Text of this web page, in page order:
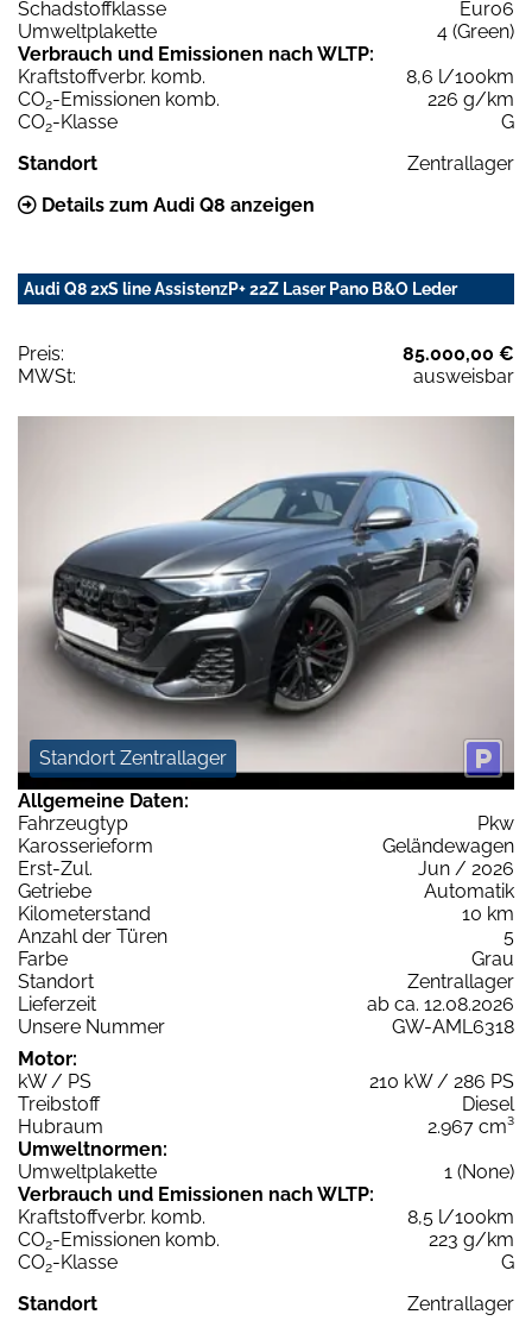
Schadstoffklasse
Euro6
Umweltplakette
4 (Green)
Verbrauch und Emissionen nach WLTP:
Kraftstoffverbr. komb.
8,6 l/100km
CO2-Emissionen komb.
226 g/km
CO2-Klasse
G
Standort
Zentrallager
Details zum Audi Q8 anzeigen
Audi Q8 2xS line AssistenzP+ 22Z Laser Pano B&O Leder
Preis:
85.000,00 €
MWSt:
ausweisbar
Standort Zentrallager
Allgemeine Daten:
Fahrzeugtyp
Pkw
Karosserieform
Geländewagen
Erst-Zul.
Jun / 2026
Getriebe
Automatik
Kilometerstand
10 km
Anzahl der Türen
5
Farbe
Grau
Standort
Zentrallager
Lieferzeit
ab ca. 12.08.2026
Unsere Nummer
GW-AML6318
Motor:
kW / PS
210 kW / 286 PS
Treibstoff
Diesel
Hubraum
2.967 cm³
Umweltnormen:
Umweltplakette
1 (None)
Verbrauch und Emissionen nach WLTP:
Kraftstoffverbr. komb.
8,5 l/100km
CO2-Emissionen komb.
223 g/km
CO2-Klasse
G
Standort
Zentrallager